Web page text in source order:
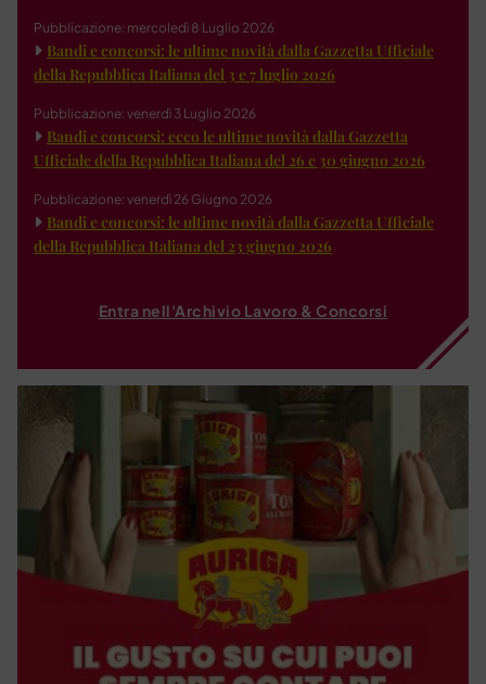
Pubblicazione: mercoledì 8 Luglio 2026
Bandi e concorsi: le ultime novità dalla Gazzetta Ufficiale
della Repubblica Italiana del 3 e 7 luglio 2026
Pubblicazione: venerdì 3 Luglio 2026
Bandi e concorsi: ecco le ultime novità dalla Gazzetta
Ufficiale della Repubblica Italiana del 26 e 30 giugno 2026
Pubblicazione: venerdì 26 Giugno 2026
Bandi e concorsi: le ultime novità dalla Gazzetta Ufficiale
della Repubblica Italiana del 23 giugno 2026
Entra nell'Archivio Lavoro & Concorsi